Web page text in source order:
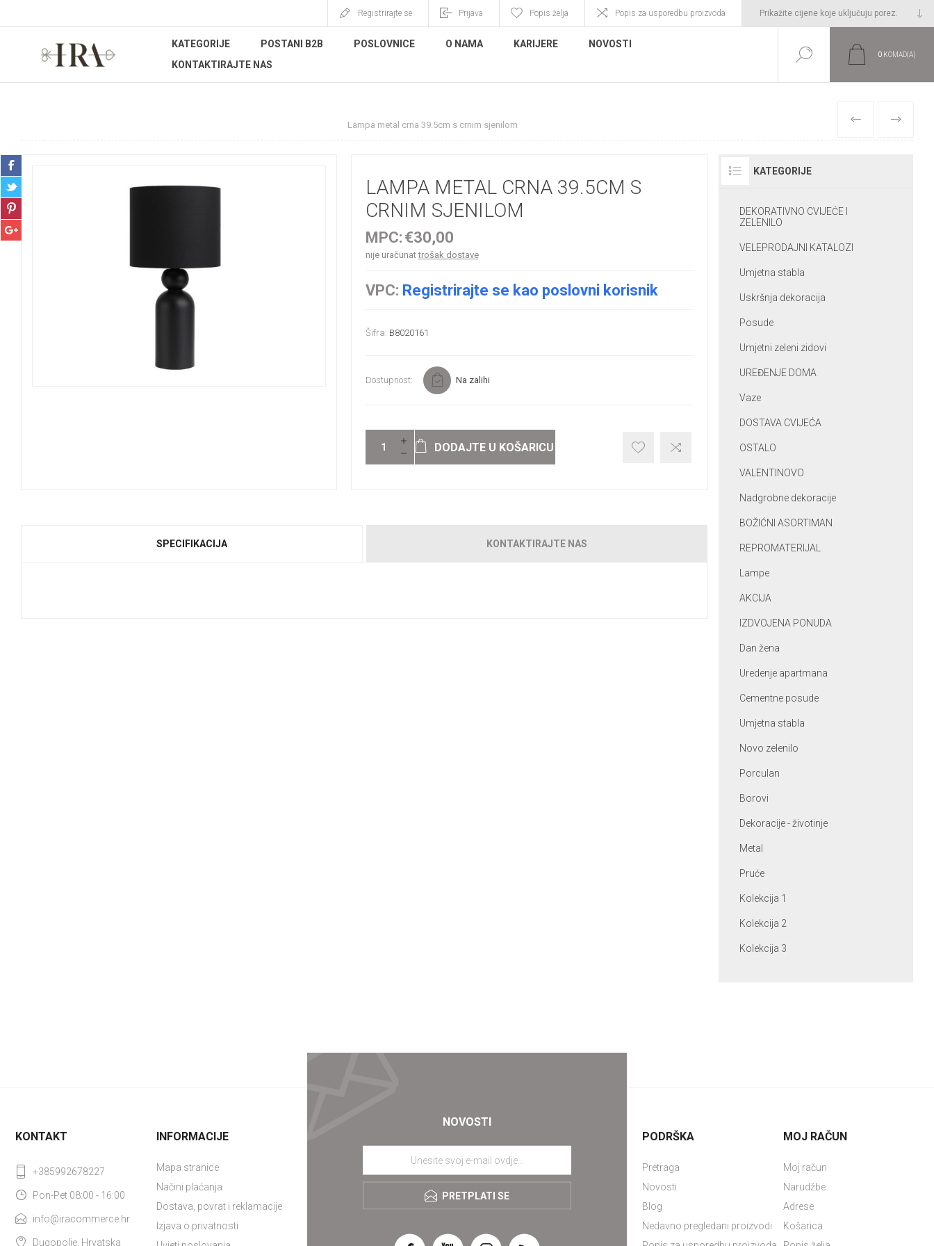
Registrirajte se Prijava Popis želja Popis za usporedbu proizvoda
KATEGORIJE POSTANI B2B POSLOVNICE O NAMA KARIJERE
NOVOSTI
KONTAKTIRAJTE NAS
0 KOMAD(A)
Lampa metal crna 39.5cm s crnim sjenilom PRETHODNI
SLIJEDEĆI
LAMPA METAL CRNA 39.5CM S
CRNIM SJENILOM
MPC: €30,00
nije uračunattrošak dostave
VPC: Registrirajte se kao poslovni korisnik
Šifra: B8020161
Dostupnost: Na zalihi
DODAJTE U KOŠARICU
SPECIFIKACIJA KONTAKTIRAJTE NAS
KATEGORIJE
DEKORATIVNO CVIJEĆE I
ZELENILO
VELEPRODAJNI KATALOZI
Umjetna stabla
Uskršnja dekoracija
Posude
Umjetni zeleni zidovi
UREĐENJE DOMA
Vaze
DOSTAVA CVIJEĆA
OSTALO
VALENTINOVO
Nadgrobne dekoracije
BOŽIĆNI ASORTIMAN
REPROMATERIJAL
Lampe
AKCIJA
IZDVOJENA PONUDA
Dan žena
Uredenje apartmana
Cementne posude
Umjetna stabla
Novo zelenilo
Porculan
Borovi
Dekoracije - životinje
Metal
Pruće
Kolekcija 1
Kolekcija 2
Kolekcija 3
NOVOSTI
PRETPLATI SE
KONTAKT
+385992678227
Pon-Pet 08:00 - 16:00
info@iracommerce.hr
Dugopolje, Hrvatska
INFORMACIJE
Mapa stranice
Načini plaćanja
Dostava, povrat i reklamacije
Izjava o privatnosti
PODRŠKA
Pretraga
Novosti
Blog
Nedavno pregledani proizvodi
MOJ RAČUN
Moj račun
Narudžbe
Adrese
Košarica